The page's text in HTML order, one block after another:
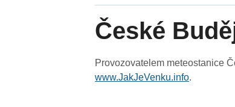
České
Provozovatelem meteostanice
www.JakJeVenku.info.